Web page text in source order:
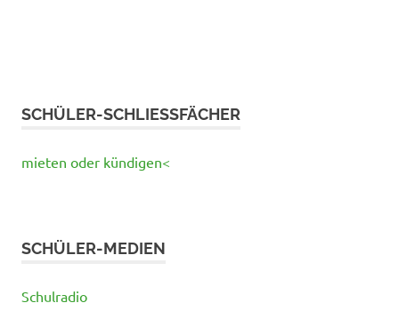
SCHÜLER-SCHLIESSFÄCHER
mieten oder kündigen<
SCHÜLER-MEDIEN
Schulradio